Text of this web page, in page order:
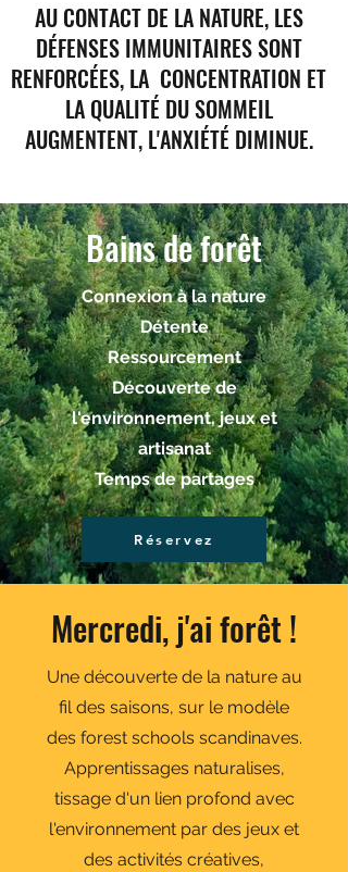
AU CONTACT DE LA NATURE, LES
DÉFENSES IMMUNITAIRES SONT
RENFORCÉES, LA CONCENTRATION ET
LA QUALITÉ DU SOMMEIL
AUGMENTENT, L'ANXIÉTÉ DIMINUE.
Bains de forêt
Connexion à la nature
Détente
Ressourcement
Découverte de
l'environnement, jeux et
artisanat
Temps de partages
Réservez
Mercredi, j'ai forêt !
Une découverte de la nature au
fil des saisons, sur le modèle
des forest schools scandinaves.
Apprentissages naturalises,
tissage d'un lien profond avec
l'environnement par des jeux et
des activités créatives,